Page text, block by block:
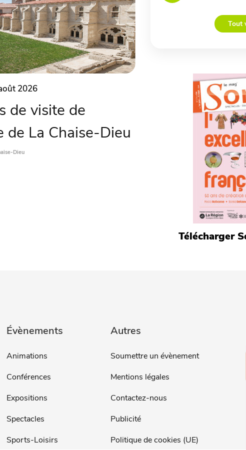
2026
de visite de
de La Chaise-Dieu
Dieu
Tout
Télécharger
Évènements
Animations
Conférences
Expositions
Spectacles
Sports-Loisirs
Autres
Soumettre un évènement
Mentions légales
Contactez-nous
Publicité
Politique de cookies (UE)